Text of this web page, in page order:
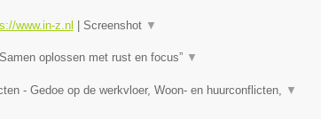
www.in-z.nl Screenshot ▼
oplossen met rust en focus” ▼
- Gedoe op de werkvloer, Woon- en huurconflicten, ▼